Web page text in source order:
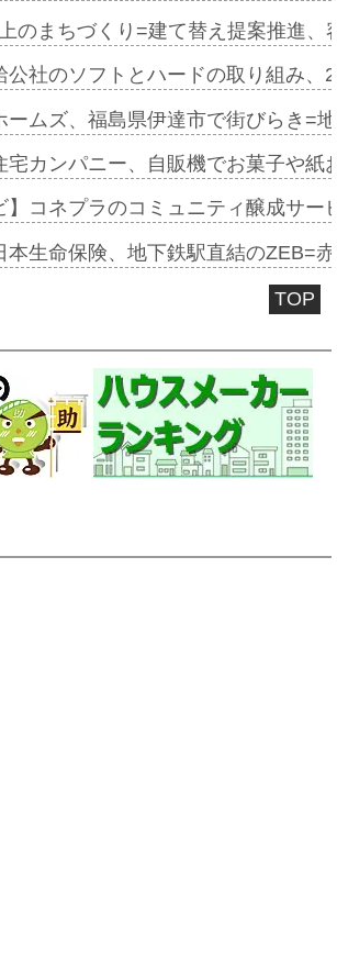
のまちづくり=建て替え提案推進
公社のソフトとハードの取り組み
ームズ、福島県伊達市で街びらき=
宅カンパニー、自販機でお菓子や
】コネプラのコミュニティ醸成サ
本生命保険、地下鉄駅直結のZEB=
TOP